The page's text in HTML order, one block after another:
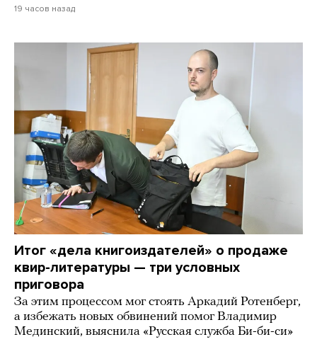
19 часов назад
Итог «дела книгоиздателей» о продаже
квир-литературы — три условных
приговора
За этим процессом мог стоять Аркадий Ротенберг,
а избежать новых обвинений помог Владимир
Мединский, выяснила «Русская служба Би-би-си»